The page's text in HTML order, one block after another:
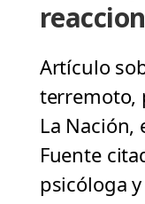
Artículo
terremoto,
La Nación,
Fuente
psicóloga